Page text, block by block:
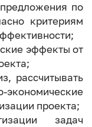
по
критериям
эффекты от
рассчитывать
проекта;
задач